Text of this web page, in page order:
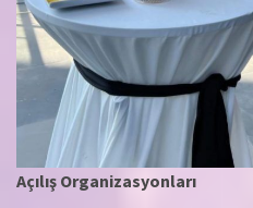
Açılış Organizasyonları